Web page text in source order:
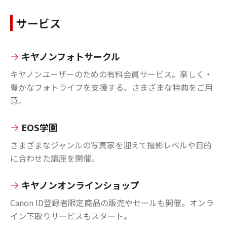
サービス
キヤノンフォトサークル
キヤノンユーザーのための有料会員サービス。楽しく・
豊かなフォトライフを支援する、さまざまな特典をご用
意。
EOS学園
さまざまなジャンルの写真家を迎えて撮影レベルや目的
に合わせた講座を開催。
キヤノンオンラインショップ
Canon ID登録者限定商品の販売やセールも開催。オンラ
イン下取りサービスもスタート。